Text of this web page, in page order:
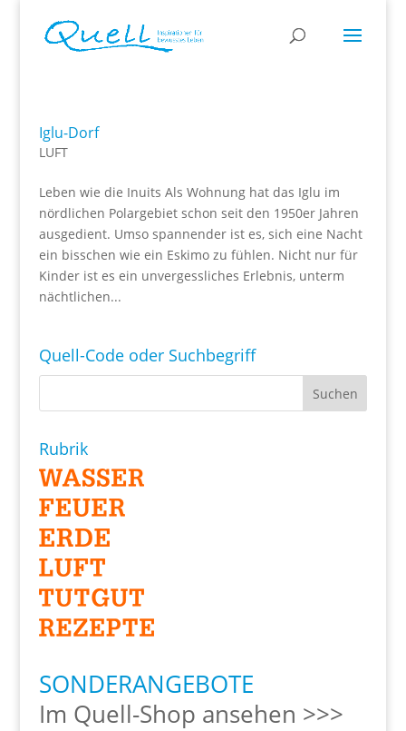
Iglu-Dorf
LUFT
Leben wie die Inuits Als Wohnung hat das Iglu im
nördlichen Polargebiet schon seit den 1950er Jahren
ausgedient. Umso spannender ist es, sich eine Nacht
ein bisschen wie ein Eskimo zu fühlen. Nicht nur für
Kinder ist es ein unvergessliches Erlebnis, unterm
nächtlichen...
Quell-Code oder Suchbegriff
Rubrik
SONDERANGEBOTE
Im Quell-Shop ansehen >>>